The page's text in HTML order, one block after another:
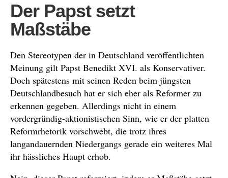
Der Papst setzt
Maßstäbe
Den Stereotypen der in Deutschland veröffentlichten
Meinung gilt Papst Benedikt XVI. als Konservativer.
Doch spätestens mit seinen Reden beim jüngsten
Deutschlandbesuch hat er sich eher als Reformer zu
erkennen gegeben. Allerdings nicht in einem
vordergründig-aktionistischen Sinn, wie er der platten
Reformrhetorik vorschwebt, die trotz ihres
langandauernden Niedergangs gerade ein weiteres Mal
ihr hässliches Haupt erhob.